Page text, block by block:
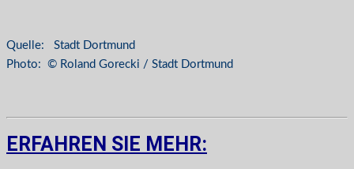
Quelle: Stadt Dortmund
Photo: © Roland Gorecki / Stadt Dortmund
ERFAHREN SIE MEHR: